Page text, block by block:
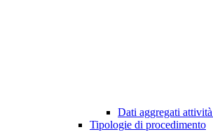
Dati aggregati
Tipologie di procedimento